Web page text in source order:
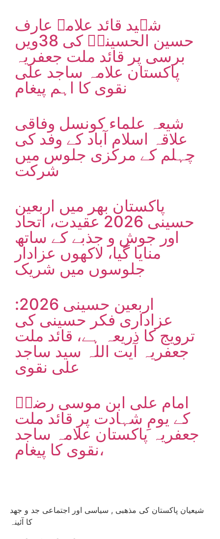
شہید قائد علامہ عارف
حسین الحسینیؒ کی 38ویں
برسی پر قائد ملت جعفریہ
پاکستان علامہ ساجد علی
نقوی کا اہم پیغام
شیعہ علماء کونسل وفاقی
علاقہ اسلام آباد کے وفد کی
چہلم کے مرکزی جلوس میں
شرکت
پاکستان بھر میں اربعین
حسینی 2026 عقیدت، اتحاد
اور جوش و جذبے کے ساتھ
منایا گیا، لاکھوں عزادار
جلوسوں میں شریک
اربعین حسینی 2026:
عزاداری فکر حسینی کی
ترویج کا ذریعہ ہے، قائد ملت
جعفریہ آیت اللہ سید ساجد
علی نقوی
امام علی ابن موسی رضاؑ
کے یومِ شہادت پر قائد ملت
جعفریہ پاکستان علامہ ساجد
نقوی کا پیغام،
شیعیان پاکستان کی مذهبی , سیاسی اور اجتماعی جد و جهد
کا آئینہ